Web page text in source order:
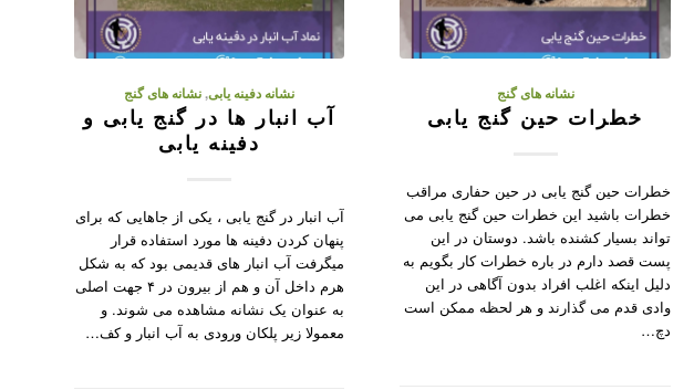
نشانه های گنج
خطرات حین گنج یابی
خطرات حین گنج یابی در حین حفاری مراقب
خطرات باشید این خطرات حین گنج یابی می
تواند بسیار کشنده باشد. دوستان در این
پست قصد دارم در باره خطرات کار بگویم به
دلیل اینکه اغلب افراد بدون آگاهی در این
وادی قدم می گذارند و هر لحظه ممکن است
دچ…
نشانه دفینه یابی,نشانه های گنج
آب انبار ها در گنج یابی و
دفینه یابی
آب انبار در گنج یابی ، یکی از جاهایی که برای
پنهان کردن دفینه ها مورد استفاده قرار
میگرفت آب انبار های قدیمی بود که به شکل
هرم داخل آن و هم از بیرون در ۴ جهت اصلی
به عنوان یک نشانه مشاهده می شوند. و
معمولا زیر پلکان ورودی به آب انبار و کف…